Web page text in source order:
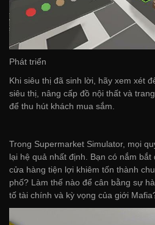
Phát triển
Khi siêu thị đã sinh lời, hãy xem xét
siêu thị, nâng cấp đồ nội thất và
để thu hút khách mua sắm.
Trong Supermarket Simulator, mọi
lại hệ quả nhất định. Bạn có nắm
cửa hàng tiện lợi khiêm tốn thành
phố? Làm thế nào để cân bằng sự
tố tài chính và kỳ vọng của giới